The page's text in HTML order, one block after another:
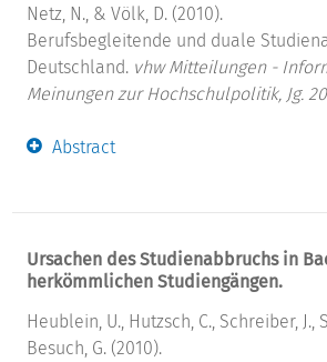
Netz, N., & Völk, D. (2010).
Berufsbegleitende und duale
Deutschland. vhw Mitteilungen -
Meinungen zur Hochschulpolitik, Jg.
Abstract
Ursachen des Studienabbruchs in
herkömmlichen Studiengängen.
Heublein, U., Hutzsch, C., Schreiber, J.,
Besuch, G. (2010).